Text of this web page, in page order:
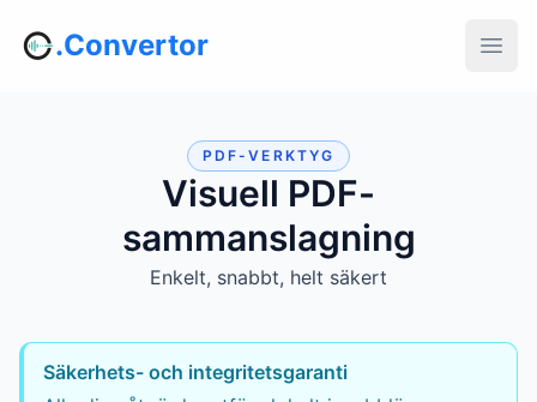
.Convertor
PDF-VERKTYG
Visuell PDF-
sammanslagning
Enkelt, snabbt, helt säkert
Säkerhets- och integritetsgaranti